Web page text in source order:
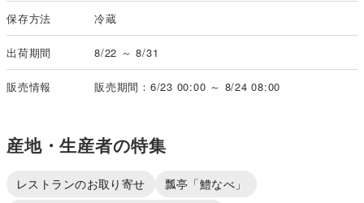
保存方法 冷蔵
出荷期間 8/22 ～ 8/31
販売情報 販売期間：6/23 00:00 ～ 8/24 08:00
産地・生産者の特集
レストランのお取り寄せ
瓢亭「鱧なべ」